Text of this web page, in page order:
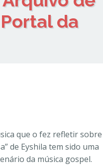
da
que o fez refletir sobre
de Eyshila tem sido uma
da música gospel.